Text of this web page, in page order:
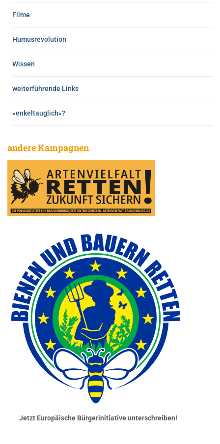
Filme
Humusrevolution
Wissen
weiterführende Links
»enkeltauglich«?
andere Kampagnen
Jetzt Europäische Bürgerinitiative unterschreiben!